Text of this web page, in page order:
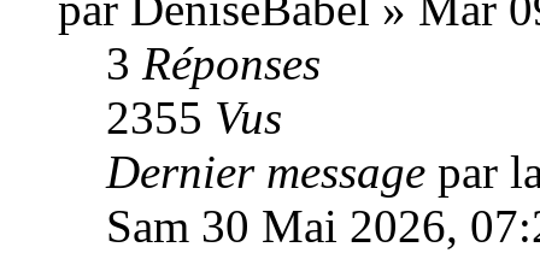
3 Réponses
2355 Vus
Dernier message par
Sam 30 Mai 2026,